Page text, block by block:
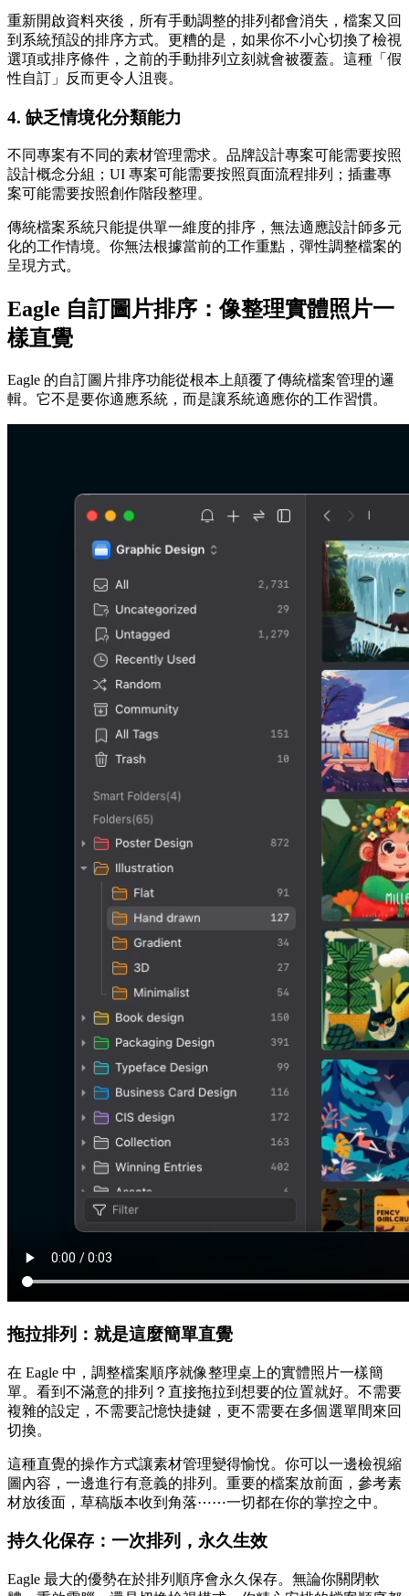
重新開啟資料夾後，所有手動調整的排列都會消失，檔案又回
到系統預設的排序方式。更糟的是，如果你不小心切換了檢視
選項或排序條件，之前的手動排列立刻就會被覆蓋。這種「假
性自訂」反而更令人沮喪。
4. 缺乏情境化分類能力
不同專案有不同的素材管理需求。品牌設計專案可能需要按照
設計概念分組；UI 專案可能需要按照頁面流程排列；插畫專
案可能需要按照創作階段整理。
傳統檔案系統只能提供單一維度的排序，無法適應設計師多元
化的工作情境。你無法根據當前的工作重點，彈性調整檔案的
呈現方式。
Eagle 自訂圖片排序：像整理實體照片一
樣直覺
Eagle 的自訂圖片排序功能從根本上顛覆了傳統檔案管理的邏
輯。它不是要你適應系統，而是讓系統適應你的工作習慣。
拖拉排列：就是這麼簡單直覺
在 Eagle 中，調整檔案順序就像整理桌上的實體照片一樣簡
單。看到不滿意的排列？直接拖拉到想要的位置就好。不需要
複雜的設定，不需要記憶快捷鍵，更不需要在多個選單間來回
切換。
這種直覺的操作方式讓素材管理變得愉悅。你可以一邊檢視縮
圖內容，一邊進行有意義的排列。重要的檔案放前面，參考素
材放後面，草稿版本收到角落⋯⋯一切都在你的掌控之中。
持久化保存：一次排列，永久生效
Eagle 最大的優勢在於排列順序會永久保存。無論你關閉軟